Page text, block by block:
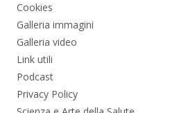
Cookies
Galleria immagini
Galleria video
Link utili
Podcast
Privacy Policy